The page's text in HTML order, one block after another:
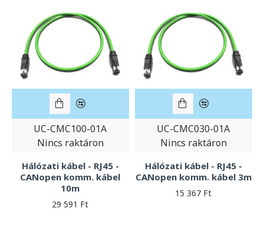
UC-CMC100-01A
Nincs raktáron
Hálózati kábel - RJ45 -
CANopen komm. kábel
10m
29 591 Ft
UC-CMC030-01A
Nincs raktáron
Hálózati kábel - RJ45 -
CANopen komm. kábel 3m
15 367 Ft